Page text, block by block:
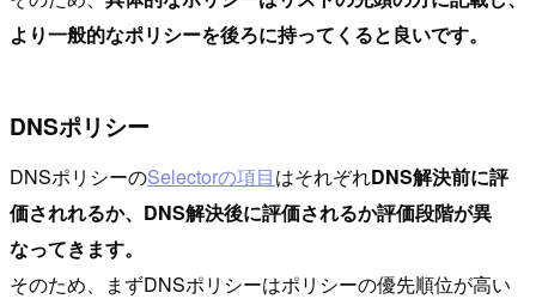
より一般的なポリシーを後ろに持ってくると良いです。
DNSポリシー
DNSポリシーのSelectorの項目はそれぞれDNS解決前に評
価されれるか、DNS解決後に評価されるか評価段階が異
なってきます。
そのため、まずDNSポリシーはポリシーの優先順位が高い